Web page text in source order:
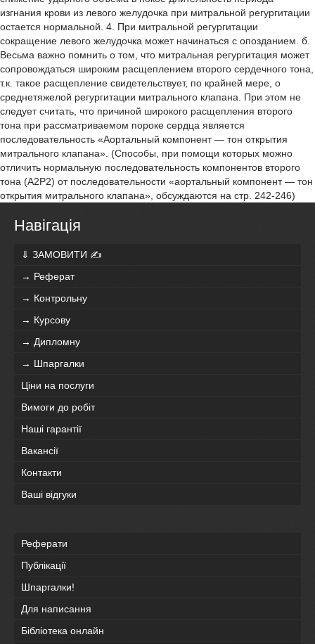
изгнания крови из левого желудочка при митральной регургитации
остается нормальной. 4. При митральной регургитации
сокращение левого желудочка может начинаться с опозданием. б.
Весьма важно помнить о том, что митральная регургитация может
сопровождаться широким расщеплением второго сердечного тона,
т.к. такое расщепление свидетельствует, по крайней мере, о
среднетяжелой регургитации митрального клапана. При этом не
следует считать, что причиной широкого расщепления второго
тона при рассматриваемом пороке сердца является
последовательность «Аортальный компонент — тон открытия
митрального клапана». (Способы, при помощи которых можно
отличить нормальную последовательность компонентов второго
тона (А2Р2) от последовательности «аортальный компонент — тон
открытия митрального клапана», обсуждаются на стр. 242-246)
Навігація
⇓ ЗАМОВИТИ ✍
→ Реферат
→ Контрольну
→ Курсову
→ Дипломну
→ Шпаргалки
Ціни на послуги
Вимоги до робіт
Наші гарантії
Вакансії
Контакти
Ваші відгуки
Реферати
Публікації
Шпаргалки!
Для написання
Бібліотека онлайн